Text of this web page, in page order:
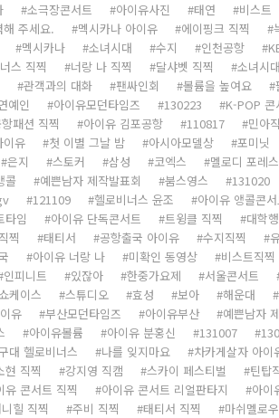
소극장콘서트 아이유사진 태연 비스트
주세요. 멕시카나 아이유 에이핑크 직찍
멕시카나 소녀시대 수지 인천공항
스 직찍 너랑 나 직찍 달샤벳 직찍 소녀시
관객과의 대화 팬싸인회 볼륨을 높여요
예인 아이유모던타임즈 130223 K-POP 콘
패션 직찍 아이유 김포공항 110817 민아
이유 첫 이별 그날 밤 아시아모델상 포미닛
은지 스토커 삼성 코엑스 멜로디 포레
콜 예쁜남자 제작발표회 붐스영스 131020
121109 헬로비너스 윤조 아이유 앵콜콘
타임 아이유 단독콘서트 트윙클 직찍 대학
찍 태티서 공항출국 아이유 수지직찍
아이유 너랑 나 미확인 동영상 비스트직찍
인피니트 있잖아 한중가요제 서울콘서트
쇼케이스 스튜디오 효성 보아 해운대
유 부산모던타임즈 아이유부산
예쁜남자
아이유볼륨 아이유 분홍신 131007
대 헬로비너스 나를 잊지마요 차카게살자 아이
현 직찍 강지영 직캠 스카이 페스티벌 틴탑
유 콘서트 직찍 아이유 콘서트 리얼판타지 아이
힐 직찍 주비 직찍 태티서 직찍 마쉬멜로